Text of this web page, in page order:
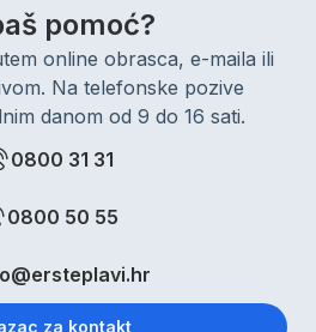
pomoć?
online obrasca, e-maila ili
Na telefonske pozive
danom od 9 do 16 sati.
0800 31 31
0800 50 55
za kontakt